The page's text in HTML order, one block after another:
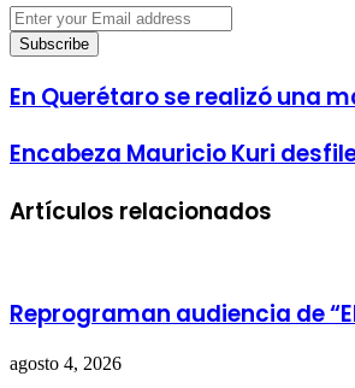
Enter
your
Email
En Querétaro se realizó una
Encabeza Mauricio Kuri
Artículos relacionados
Reprograman audiencia de
agosto 4, 2026